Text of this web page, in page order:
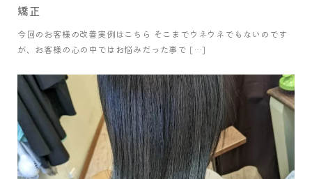
矯正
今回のお客様の改善実例はこちら そこまでウネウネでもないのです
が、お客様の心の中ではお悩みだった事で […]